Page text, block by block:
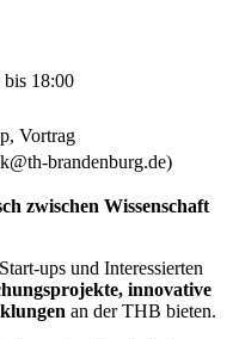
bis 18:00
Vortrag
brandenburg.de)
zwischen Wissenschaft
ups und Interessierten
innovative
an der THB bieten.